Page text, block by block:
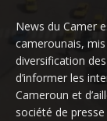
News du Camer
camerounais,
diversification
d’informer les
Cameroun et
société de